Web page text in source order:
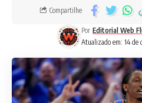
Atualizado em: 14 de
Por Editorial Web
Compartilhe